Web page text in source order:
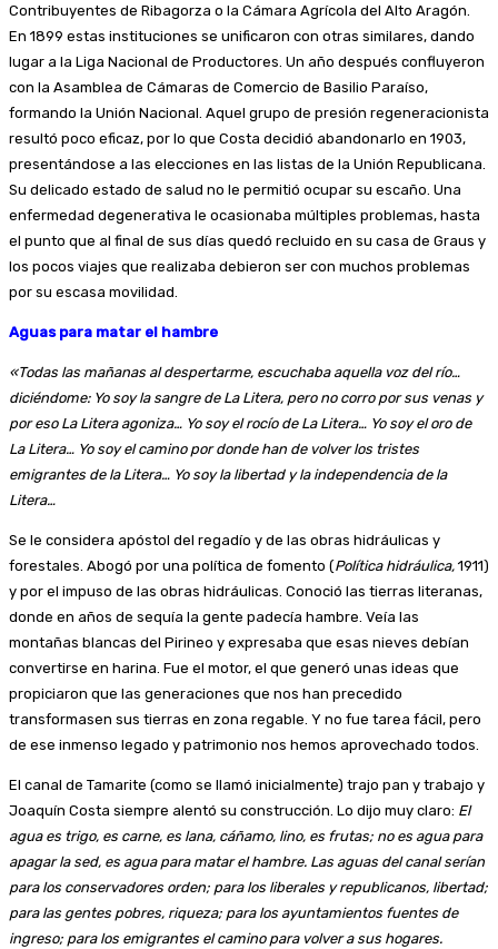
Contribuyentes de Ribagorza o la Cámara Agrícola del Alto Aragón.
En 1899 estas instituciones se unificaron con otras similares, dando
lugar a la Liga Nacional de Productores. Un año después confluyeron
con la Asamblea de Cámaras de Comercio de Basilio Paraíso,
formando la Unión Nacional. Aquel grupo de presión regeneracionista
resultó poco eficaz, por lo que Costa decidió abandonarlo en 1903,
presentándose a las elecciones en las listas de la Unión Republicana.
Su delicado estado de salud no le permitió ocupar su escaño. Una
enfermedad degenerativa le ocasionaba múltiples problemas, hasta
el punto que al final de sus días quedó recluido en su casa de Graus y
los pocos viajes que realizaba debieron ser con muchos problemas
por su escasa movilidad.
Aguas para matar el hambre
«Todas las mañanas al despertarme, escuchaba aquella voz del río…
diciéndome: Yo soy la sangre de La Litera, pero no corro por sus venas y
por eso La Litera agoniza… Yo soy el rocío de La Litera… Yo soy el oro de
La Litera… Yo soy el camino por donde han de volver los tristes
emigrantes de la Litera… Yo soy la libertad y la independencia de la
Litera…
Se le considera apóstol del regadío y de las obras hidráulicas y
forestales. Abogó por una política de fomento (Política hidráulica, 1911)
y por el impuso de las obras hidráulicas. Conoció las tierras literanas,
donde en años de sequía la gente padecía hambre. Veía las
montañas blancas del Pirineo y expresaba que esas nieves debían
convertirse en harina. Fue el motor, el que generó unas ideas que
propiciaron que las generaciones que nos han precedido
transformasen sus tierras en zona regable. Y no fue tarea fácil, pero
de ese inmenso legado y patrimonio nos hemos aprovechado todos.
El canal de Tamarite (como se llamó inicialmente) trajo pan y trabajo y
Joaquín Costa siempre alentó su construcción. Lo dijo muy claro: El
agua es trigo, es carne, es lana, cáñamo, lino, es frutas; no es agua para
apagar la sed, es agua para matar el hambre. Las aguas del canal serían
para los conservadores orden; para los liberales y republicanos, libertad;
para las gentes pobres, riqueza; para los ayuntamientos fuentes de
ingreso; para los emigrantes el camino para volver a sus hogares.